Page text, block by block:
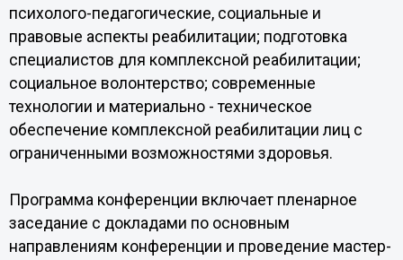
психолого-педагогические, социальные и
правовые аспекты реабилитации; подготовка
специалистов для комплексной реабилитации;
социальное волонтерство; современные
технологии и материально - техническое
обеспечение комплексной реабилитации лиц с
ограниченными возможностями здоровья.
Программа конференции включает пленарное
заседание с докладами по основным
направлениям конференции и проведение мастер-